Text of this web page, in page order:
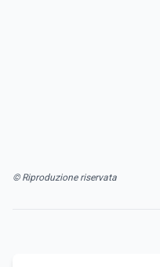
© Riproduzione riservata